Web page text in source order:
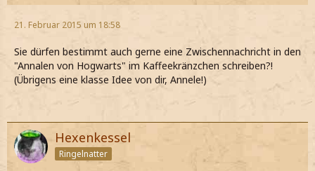
21. Februar 2015 um 18:58
Sie dürfen bestimmt auch gerne eine Zwischennachricht in den
"Annalen von Hogwarts" im Kaffeekränzchen schreiben?!
(Übrigens eine klasse Idee von dir, Annele!)
Hexenkessel
Ringelnatter